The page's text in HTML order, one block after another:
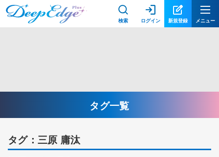
検索 ログイン 新規登録 メニュー
タグ一覧
タグ：三原 庸汰